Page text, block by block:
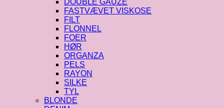
FASTVÆVET VISKOSE
FILT
FLONNEL
FOER
HØR
ORGANZA
PELS
RAYON
SILKE
TYL
BLONDE